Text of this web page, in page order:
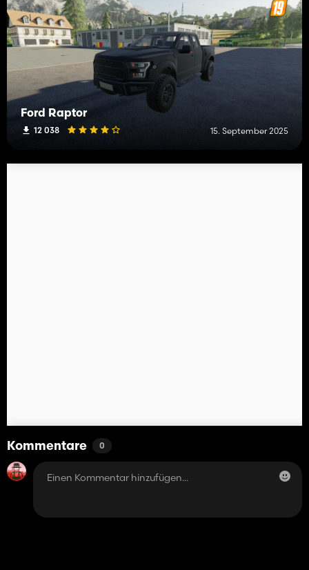
Ford Raptor
12 038 15. September 2025
Kommentare 0